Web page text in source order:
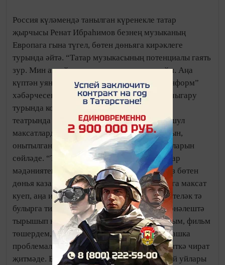
Россия күләмендә танылган күренекле татар
җырчысы Ренат Ибраһимов безнең музыканың
Европага гына түгел, бөтен дөньяга кирәклеге
турында әйтә. “Татар музыкасының потенциалы гаять
зур. Мин аны йоклаган мәдәният дип атыйм. Аңа
күптән уянырга вакыт”, – диде ул “Татар-информ”
хәбәрчесенә. Ул татар музыкасын дөньяга чыгару
турында консерваторияне тәмамлап, Опера
театрында эшләгәндә үк уйлый башлавын, шул
максатлардан “Болгар” ансамбле оештыруын,
онытылган уен коралларын дөньяга чыгаруларын
сөйләде. “Тарихыбыз тирән бит безнең, татар
мәдәниятенең нигезе бик тирән. Музыкабыз бөтен
дөнья казанышы булырлык. Моның өчен алга максат
куеп, аңа ирешү өчен акча да, иң мөһиме – теләк тә
булырга тиеш. Мин, дөресен әйткәндә, бу юнәлештә
тырышып карадым, фестивальләр оештырдым, фильм
төшердем, әмма республика җитәкчелеге башка
проблемалар белән шөгыльләнде – мәдәнияткә чират
җитмәде. Бәлки, хәзер җитәкчелекнең андый уйлары